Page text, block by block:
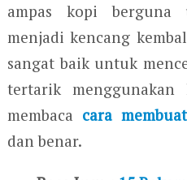
ampas kopi
menjadi kencang
sangat baik untuk
tertarik
membaca cara
dan benar.